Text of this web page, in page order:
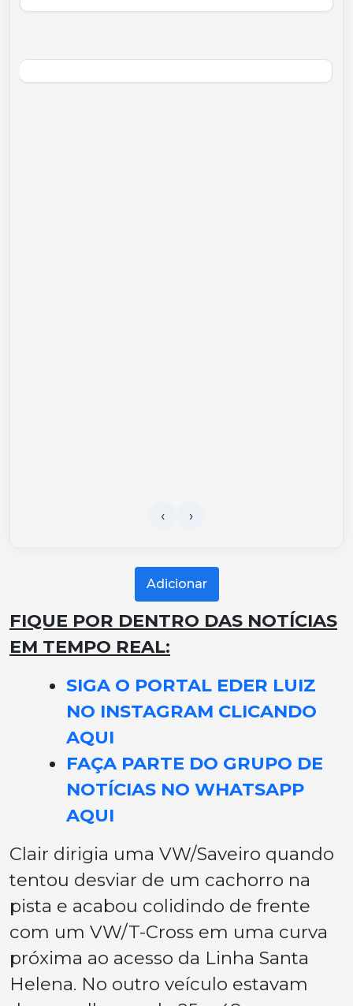
Adicionar
FIQUE POR DENTRO DAS NOTÍCIAS
EM TEMPO REAL:
SIGA O PORTAL EDER LUIZ
NO INSTAGRAM CLICANDO
AQUI
FAÇA PARTE DO GRUPO DE
NOTÍCIAS NO WHATSAPP
AQUI
Clair dirigia uma VW/Saveiro quando
tentou desviar de um cachorro na
pista e acabou colidindo de frente
com um VW/T-Cross em uma curva
próxima ao acesso da Linha Santa
Helena. No outro veículo estavam